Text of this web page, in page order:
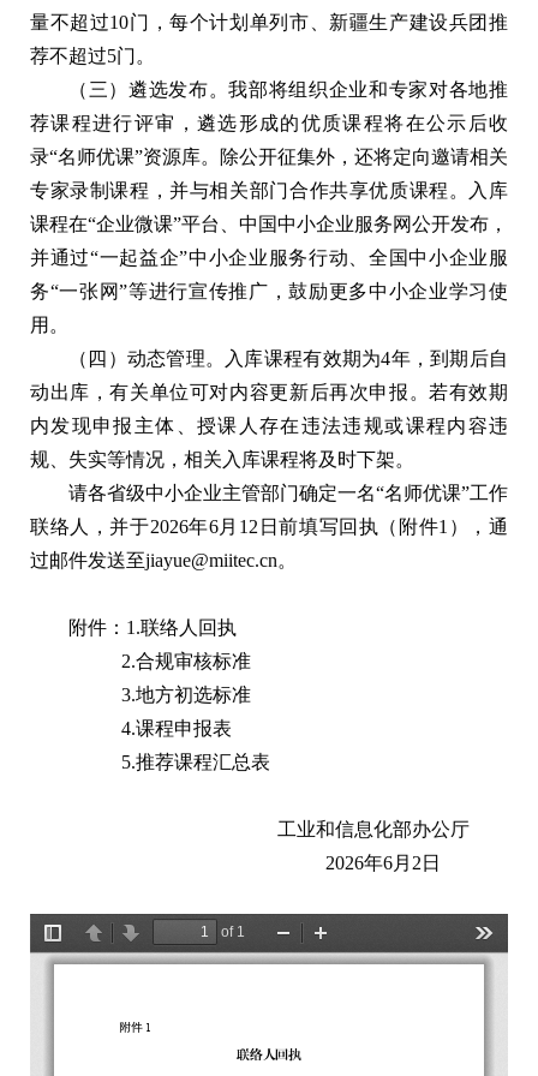
量不超过10门，每个计划单列市、新疆生产建设兵团推
荐不超过5门。
（三）遴选发布。我部将组织企业和专家对各地推
荐课程进行评审，遴选形成的优质课程将在公示后收
录“名师优课”资源库。除公开征集外，还将定向邀请相关
专家录制课程，并与相关部门合作共享优质课程。入库
课程在“企业微课”平台、中国中小企业服务网公开发布，
并通过“一起益企”中小企业服务行动、全国中小企业服
务“一张网”等进行宣传推广，鼓励更多中小企业学习使
用。
（四）动态管理。入库课程有效期为4年，到期后自
动出库，有关单位可对内容更新后再次申报。若有效期
内发现申报主体、授课人存在违法违规或课程内容违
规、失实等情况，相关入库课程将及时下架。
请各省级中小企业主管部门确定一名“名师优课”工作
联络人，并于2026年6月12日前填写回执（附件1），通
过邮件发送至jiayue@miitec.cn。
附件：1.联络人回执
2.合规审核标准
3.地方初选标准
4.课程申报表
5.推荐课程汇总表
工业和信息化部办公厅
2026年6月2日